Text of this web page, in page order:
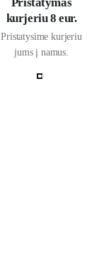
Pristatymas
kurjeriu 8 eur.
Pristatysime kurjeriu
jums į namus.